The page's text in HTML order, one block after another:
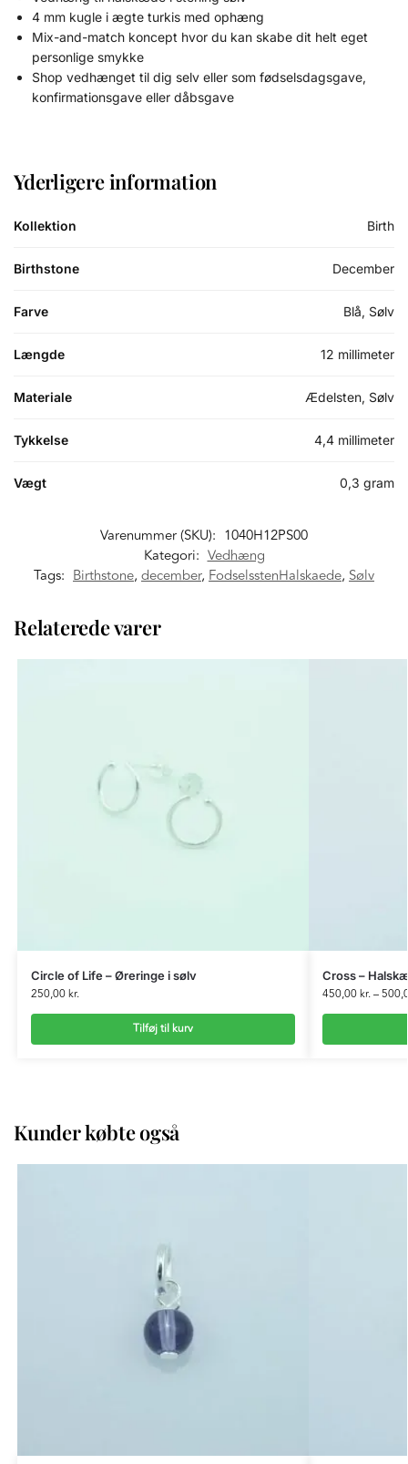
4 mm kugle i ægte turkis med ophæng
Mix-and-match koncept hvor du kan skabe dit helt eget
personlige smykke
Shop vedhænget til dig selv eller som fødselsdagsgave,
konfirmationsgave eller dåbsgave
Yderligere information
Kollektion Birth
Birthstone December
Farve Blå, Sølv
Længde 12 millimeter
Materiale Ædelsten, Sølv
Tykkelse 4,4 millimeter
Vægt 0,3 gram
Varenummer (SKU): 1040H12PS00
Kategori: Vedhæng
Tags: Birthstone, december, FodselsstenHalskaede, Sølv
Relaterede varer
Circle of Life – Øreringe i sølv
250,00kr.
Tilføj til kurv
Cross –
450,00kr.–
Kunder købte også